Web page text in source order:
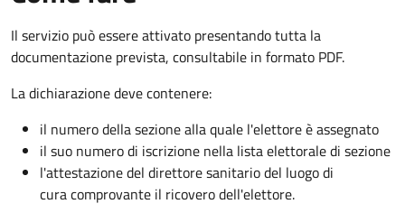
Il servizio può essere attivato presentando tutta la
documentazione prevista, consultabile in formato PDF.
La dichiarazione deve contenere:
il numero della sezione alla quale l'elettore è assegnato
il suo numero di iscrizione nella lista elettorale di sezione
l'attestazione del direttore sanitario del luogo di
cura comprovante il ricovero dell'elettore.